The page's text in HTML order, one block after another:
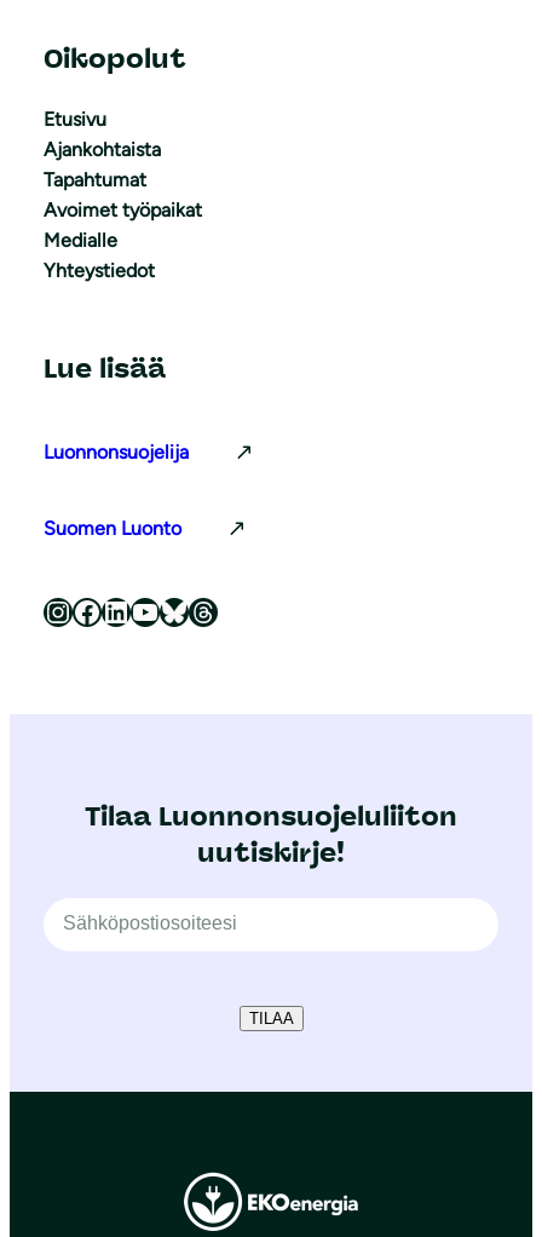
Oikopolut
Etusivu
Ajankohtaista
Tapahtumat
Avoimet työpaikat
Medialle
Yhteystiedot
Lue lisää
Luonnonsuojelija
Suomen Luonto
Luonnonsuojeluliitto Instagramissa Luonnonsuojeluliitto Facebookissa Luonnonsuojeluliitto LinkedInissä Luonnonsuojeluliiton YouTube-kanava Luonnonsuojeluliitto Blueskyssa Luonnonsuojeluliitto Threadsissa
Tilaa Luonnonsuojeluliiton
uutiskirje!
TILAA